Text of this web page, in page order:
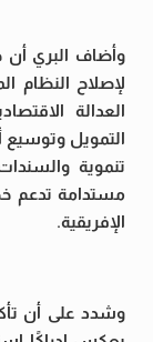
وأضاف البري
لإصلاح النظام
العدالة
التمويل وتوسيع
تنموية
مستدامة تدعم
الإفريقية.
وشدد على أن